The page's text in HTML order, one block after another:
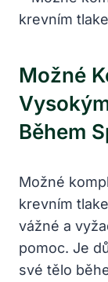
Možné
Během
Možné
krevním
vážné a
pomoc. Je
své tělo